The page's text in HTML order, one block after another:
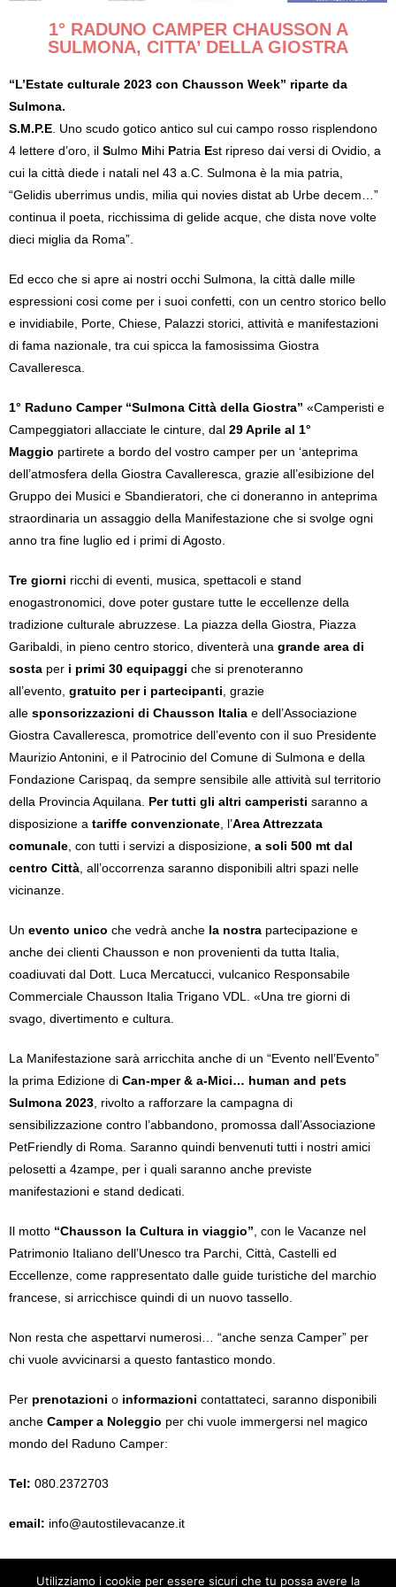
1° RADUNO CAMPER CHAUSSON A
SULMONA, CITTA’ DELLA GIOSTRA
“L’Estate culturale 2023 con Chausson Week” riparte da
Sulmona.
S.M.P.E. Uno scudo gotico antico sul cui campo rosso risplendono
4 lettere d’oro, il Sulmo Mihi Patria Est ripreso dai versi di Ovidio, a
cui la città diede i natali nel 43 a.C. Sulmona è la mia patria,
“Gelidis uberrimus undis, milia qui novies distat ab Urbe decem…”
continua il poeta, ricchissima di gelide acque, che dista nove volte
dieci miglia da Roma”.
Ed ecco che si apre ai nostri occhi Sulmona, la città dalle mille
espressioni cosi come per i suoi confetti, con un centro storico bello
e invidiabile, Porte, Chiese, Palazzi storici, attività e manifestazioni
di fama nazionale, tra cui spicca la famosissima Giostra
Cavalleresca.
1° Raduno Camper “Sulmona Città della Giostra” «Camperisti e
Campeggiatori allacciate le cinture, dal 29 Aprile al 1°
Maggio partirete a bordo del vostro camper per un ‘anteprima
dell’atmosfera della Giostra Cavalleresca, grazie all’esibizione del
Gruppo dei Musici e Sbandieratori, che ci doneranno in anteprima
straordinaria un assaggio della Manifestazione che si svolge ogni
anno tra fine luglio ed i primi di Agosto.
Tre giorni ricchi di eventi, musica, spettacoli e stand
enogastronomici, dove poter gustare tutte le eccellenze della
tradizione culturale abruzzese. La piazza della Giostra, Piazza
Garibaldi, in pieno centro storico, diventerà una grande area di
sosta per i primi 30 equipaggi che si prenoteranno
all’evento, gratuito per i partecipanti, grazie
alle sponsorizzazioni di Chausson Italia e dell’Associazione
Giostra Cavalleresca, promotrice dell’evento con il suo Presidente
Maurizio Antonini, e il Patrocinio del Comune di Sulmona e della
Fondazione Carispaq, da sempre sensibile alle attività sul territorio
della Provincia Aquilana. Per tutti gli altri camperisti saranno a
disposizione a tariffe convenzionate, l’Area Attrezzata
comunale, con tutti i servizi a disposizione, a soli 500 mt dal
centro Città, all’occorrenza saranno disponibili altri spazi nelle
vicinanze.
Un evento unico che vedrà anche la nostra partecipazione e
anche dei clienti Chausson e non provenienti da tutta Italia,
coadiuvati dal Dott. Luca Mercatucci, vulcanico Responsabile
Commerciale Chausson Italia Trigano VDL. «Una tre giorni di
svago, divertimento e cultura.
La Manifestazione sarà arricchita anche di un “Evento nell’Evento”
la prima Edizione di Can-mper & a-Mici… human and pets
Sulmona 2023, rivolto a rafforzare la campagna di
sensibilizzazione contro l’abbandono, promossa dall’Associazione
PetFriendly di Roma. Saranno quindi benvenuti tutti i nostri amici
pelosetti a 4zampe, per i quali saranno anche previste
manifestazioni e stand dedicati.
Il motto “Chausson la Cultura in viaggio”, con le Vacanze nel
Patrimonio Italiano dell’Unesco tra Parchi, Città, Castelli ed
Eccellenze, come rappresentato dalle guide turistiche del marchio
francese, si arricchisce quindi di un nuovo tassello.
Non resta che aspettarvi numerosi… “anche senza Camper” per
chi vuole avvicinarsi a questo fantastico mondo.
Per prenotazioni o informazioni contattateci, saranno disponibili
anche Camper a Noleggio per chi vuole immergersi nel magico
mondo del Raduno Camper:
Tel: 080.2372703
email: info@autostilevacanze.it
Utilizziamo i cookie per essere sicuri che tu possa avere la